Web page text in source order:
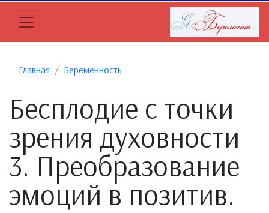
Главная Беременность
Бесплодие с точки
зрения духовности
3. Преобразование
эмоций в позитив.